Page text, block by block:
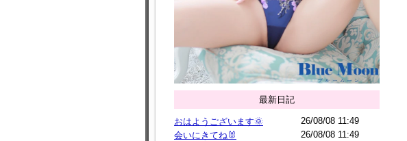
最新日記
おはようございます🌞
26/08/08 11:49
会いにきてね🐰
26/08/08 11:49